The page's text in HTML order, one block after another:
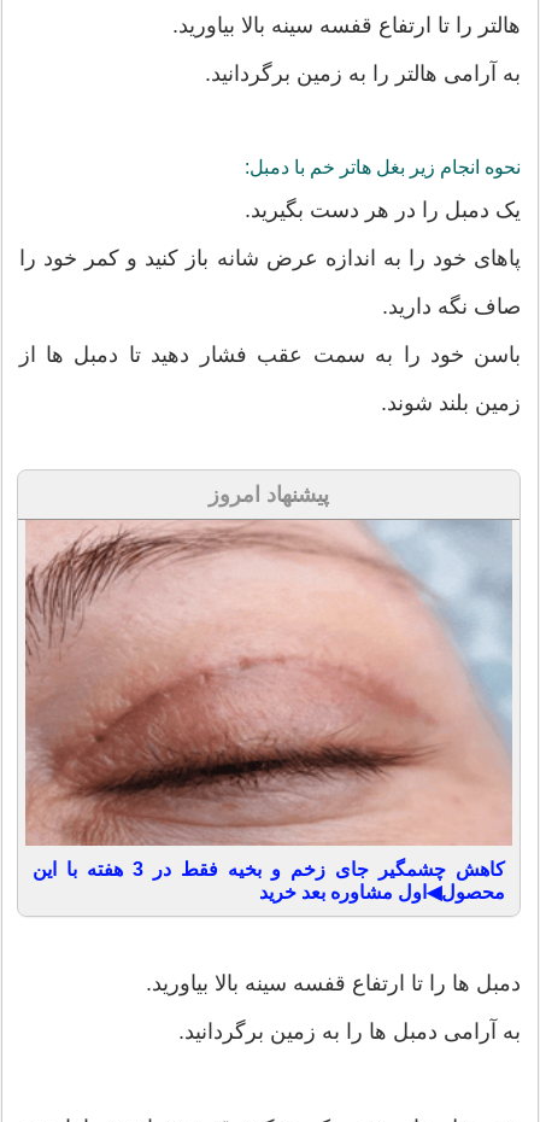
هالتر را تا ارتفاع قفسه سینه بالا بیاورید.
به آرامی هالتر را به زمین برگردانید.
نحوه انجام زیر بغل هاتر خم با دمبل:
یک دمبل را در هر دست بگیرید.
پاهای خود را به اندازه عرض شانه باز کنید و کمر خود را
صاف نگه دارید.
باسن خود را به سمت عقب فشار دهید تا دمبل ها از
زمین بلند شوند.
پیشنهاد امروز
کاهش چشمگیر جای زخم و بخیه فقط در 3 هفته با این
محصول◀اول مشاوره بعد خرید
دمبل ها را تا ارتفاع قفسه سینه بالا بیاورید.
به آرامی دمبل ها را به زمین برگردانید.